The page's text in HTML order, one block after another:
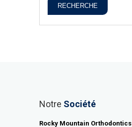
RECHERCHE
Notre Société
Rocky Mountain Orthodontics